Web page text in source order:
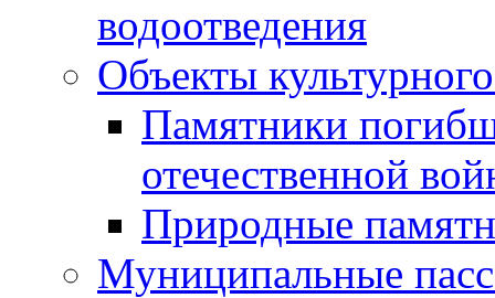
водоотведения
Объекты
Памятники
отечественной
Природные
Муниципальные